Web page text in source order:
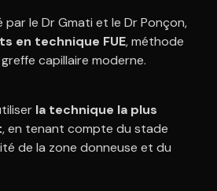
par le Dr Gmati et le Dr Ponçon,
en technique FUE, méthode
capillaire moderne.
la technique la plus
, en tenant compte du stade
de la zone donneuse et du